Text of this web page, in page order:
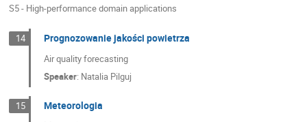
S5 - High-performance domain applications
14 Prognozowanie jakości powietrza
Air quality forecasting
Speaker: Natalia Pilguj
15 Meteorologia